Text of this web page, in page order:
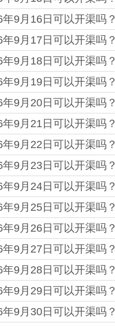
年9月16日可以开渠吗？
年9月17日可以开渠吗？
年9月18日可以开渠吗？
年9月19日可以开渠吗？
年9月20日可以开渠吗？
年9月21日可以开渠吗？
年9月22日可以开渠吗？
年9月23日可以开渠吗？
年9月24日可以开渠吗？
年9月25日可以开渠吗？
年9月26日可以开渠吗？
年9月27日可以开渠吗？
年9月28日可以开渠吗？
年9月29日可以开渠吗？
年9月30日可以开渠吗？